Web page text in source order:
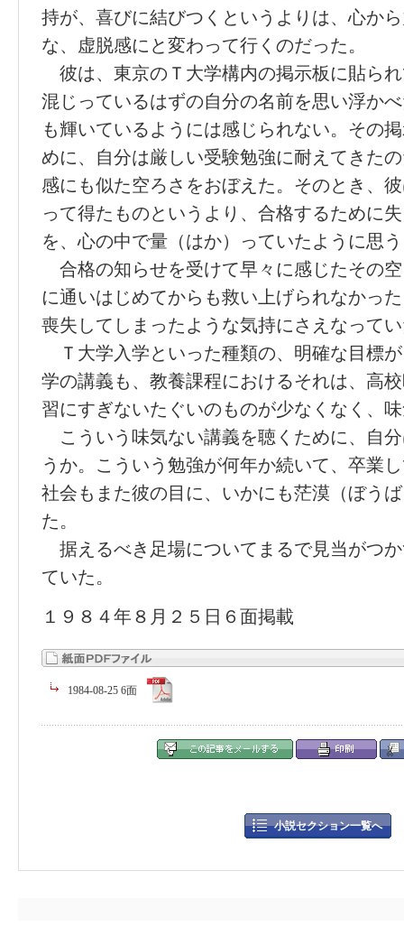
持が、喜びに結びつくというよりは、心か
な、虚脱感にと変わって行くのだった。
彼は、東京のＴ大学構内の掲示板に貼ら
混じっているはずの自分の名前を思い浮か
も輝いているようには感じられない。その
めに、自分は厳しい受験勉強に耐えてきた
感にも似た空ろさをおぼえた。そのとき、
って得たものというより、合格するために
を、心の中で量（はか）っていたように思
合格の知らせを受けて早々に感じたその
に通いはじめてからも救い上げられなかっ
喪失してしまったような気持にさえなって
Ｔ大学入学といった種類の、明確な目標
学の講義も、教養課程におけるそれは、高
習にすぎないたぐいのものが少なくなく、
こういう味気ない講義を聴くために、自
うか。こういう勉強が何年か続いて、卒業
社会もまた彼の目に、いかにも茫漠（ぼう
た。
据えるべき足場についてまるで見当がつ
ていた。
１９８４年８月２５日６面掲載
1984-08-25 6面
小説セクション一覧へ